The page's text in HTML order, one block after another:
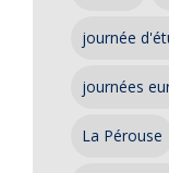
journée
journées
La Pérouse